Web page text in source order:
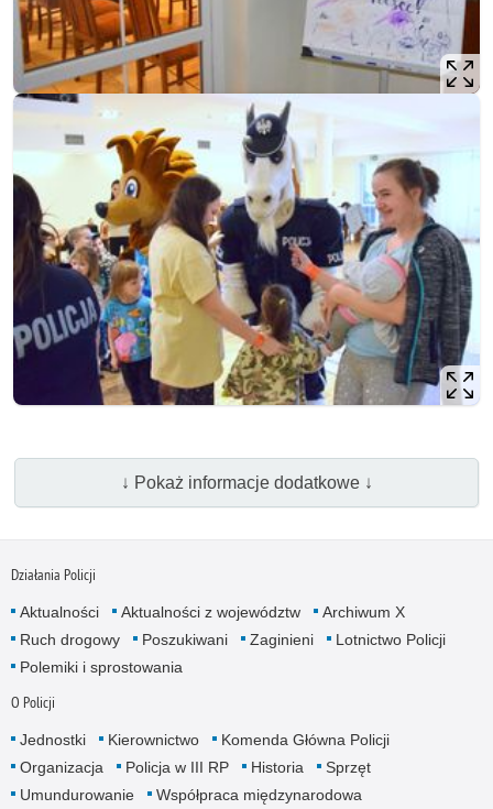
↓ Pokaż informacje dodatkowe ↓
Działania Policji
Aktualności Aktualności z województw
Archiwum X
Ruch drogowy
Poszukiwani Zaginieni
Lotnictwo Policji
Polemiki i sprostowania
O Policji
Jednostki Kierownictwo
Komenda Główna Policji
Organizacja
Policja w III RP Historia
Sprzęt
Umundurowanie
Współpraca międzynarodowa